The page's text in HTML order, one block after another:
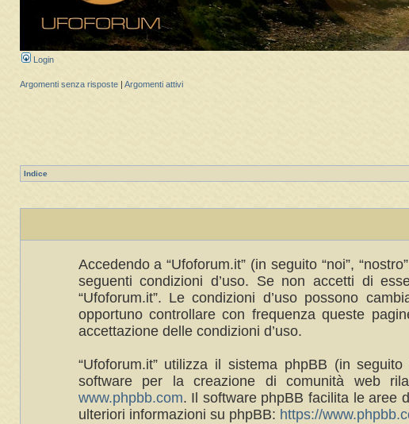
Login
Argomenti senza risposte Argomenti attivi
Indice
Accedendo a “Ufoforum.it” (in seguito “noi”,
seguenti condizioni d’uso. Se non accetti di
“Ufoforum.it”. Le condizioni d’uso possono
opportuno controllare con frequenza queste
accettazione delle condizioni d’uso.
“Ufoforum.it” utilizza il sistema phpBB (in seguito
software per la creazione di comunità web
www.phpbb.com. Il software phpBB facilita le aree
ulteriori informazioni su phpBB: https://